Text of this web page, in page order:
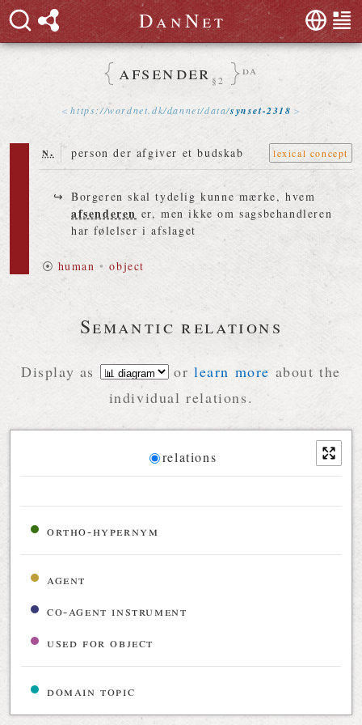
DanNet
afsender §2
da
https://wordnet dk/dannet/data/synset-2318
n. person der afgiver et budskab lexical concept
Borgeren skal tydelig kunne mærke, hvem
afsenderen er, men ikke om sagsbehandleren
har følelser i afslaget
⦿ human •object
Semantic relations
Display as orlearn more about the
individual relations.
Diagram
relations
ortho-hypernym
agent
co-agent instrument
used for object
domain topic